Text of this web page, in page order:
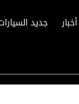
أخبار جديد